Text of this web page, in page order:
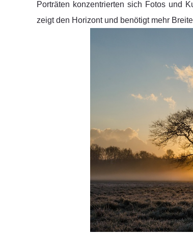
Porträten konzentrierten sich Fotos und
zeigt den Horizont und benötigt mehr